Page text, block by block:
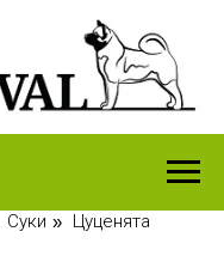
Суки » Цуценята